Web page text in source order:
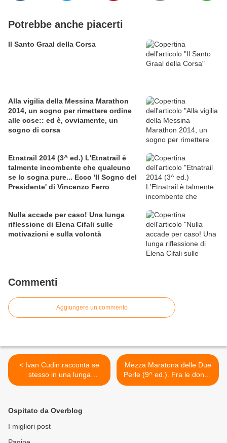
Potrebbe anche piacerti
Il Santo Graal della Corsa
Alla vigilia della Messina Marathon
2014, un sogno per rimettere ordine
alle cose:: ed è, ovviamente, un
sogno di corsa
Etnatrail 2014 (3^ ed.) L'Etnatrail è
talmente incombente che qualcuno
se lo sogna pure... Ecco 'Il Sogno del
Presidente' di Vincenzo Ferro
Nulla accade per caso! Una lunga
riflessione di Elena Cifali sulle
motivazioni e sulla volontà
Commenti
Aggiungere un commento
< Ivan Cudin racconta se
stesso in una lunga
intervista su YouTube
Mezza Maratona delle Due
Perle (9^ ed.). Fra le donne
è regina Valeria Straneo.
Ospitato da Overblog
I migliori post